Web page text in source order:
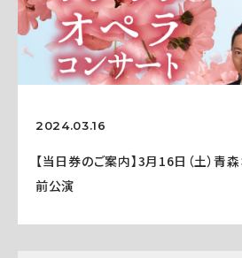
2024.03.16
【当日券のご案内】3月16日（土）青
前公演